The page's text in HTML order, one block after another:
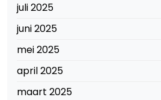
juli 2025
juni 2025
mei 2025
april 2025
maart 2025